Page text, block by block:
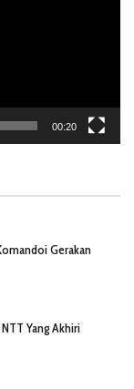
00:20
Gerakan
Yang Akhiri